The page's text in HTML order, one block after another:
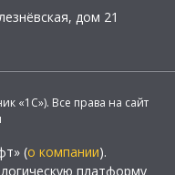
дом 21
«1С»). Все права на сайт
(о компании).
платформу